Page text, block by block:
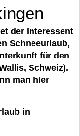
der Interessent
Schneeurlaub,
für den
Schweiz).
man hier
in